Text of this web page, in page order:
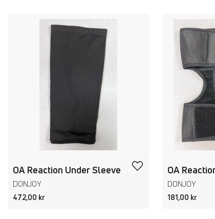
OA Reaction Under Sleeve
DONJOY
472,00 kr
OA
DONJOY
181,00 kr